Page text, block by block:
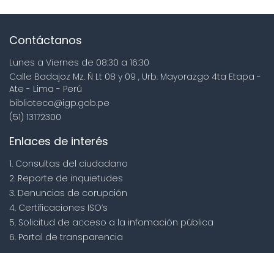
Contáctanos
Lunes a Viernes de 08:30 a 16:30
Calle Badajoz Mz. Ñ Lt 08 y 09 , Urb. Mayorazgo 4ta Etapa -
Ate - Lima - Perú
biblioteca@igp.gob.pe
(51) 13172300
Enlaces de interés
1. Consultas del ciudadano
2. Reporte de inquietudes
3. Denuncias de corupción
4. Certificaciones ISO’s
5. Solicitud de acceso a la infomación pública
6. Portal de transparencia